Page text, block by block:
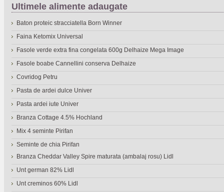
Ultimele alimente adaugate
Baton proteic stracciatella Born Winner
Faina Ketomix Universal
Fasole verde extra fina congelata 600g Delhaize Mega Image
Fasole boabe Cannellini conserva Delhaize
Covridog Petru
Pasta de ardei dulce Univer
Pasta ardei iute Univer
Branza Cottage 4.5% Hochland
Mix 4 seminte Pirifan
Seminte de chia Pirifan
Branza Cheddar Valley Spire maturata (ambalaj rosu) Lidl
Unt german 82% Lidl
Unt creminos 60% Lidl